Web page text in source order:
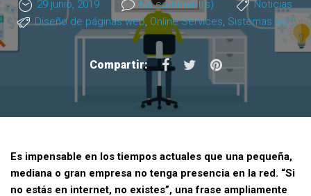
29 junio, 2019 No comment(s)
Noticias
Diseño de páginas web, Online Services, Sistemas web
Compartir:
F
c
o
o
e
r
P
i
r
e
Es impensable en los tiempos actuales que una pequeña,
mediana o gran empresa no tenga presencia en la red. “Si
no estás en internet, no existes”, una frase ampliamente